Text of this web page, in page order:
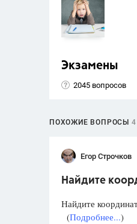
Экзамены
2045 вопросов
ПОХОЖИЕ ВОПРОСЫ 4
Егор Строчков
Найдите
Найдите
(Подробнее...)